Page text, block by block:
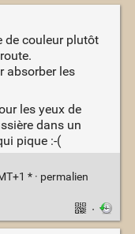
de couleur plutôt
absorber les
les yeux de
dans un
pique :-(
* · permalien
·